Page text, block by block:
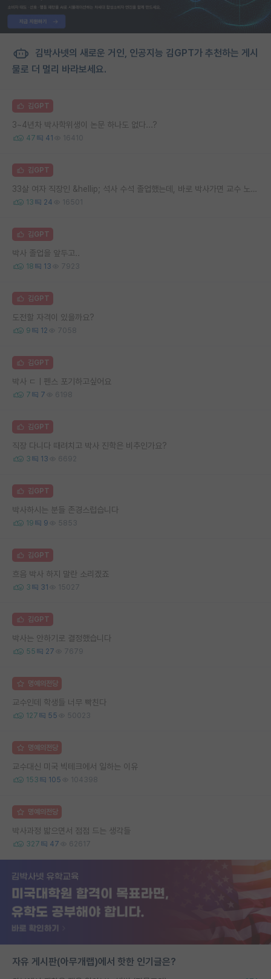
김박사넷의 새로운 거인, 인공지능 김GPT가 추천하는 게시
물로 더 멀리 바라보세요.
김GPT
3~4년차 박사학위생이 논문 하나도 없다...?
47 41 16410
김GPT
33살 여자 직장인 &hellip; 석사 수석 졸업했는데, 바로 박사가면 교수 노려볼수 있을까요
13 24 16501
김GPT
박사 졸업을 앞두고..
18 13 7923
김GPT
도전할 자격이 있을까요?
9 12 7058
김GPT
박사 ㄷㅣ펜스 포기하고싶어요
7 7 6198
김GPT
직장 다니다 때려치고 박사 진학은 비추인가요?
3 13 6692
김GPT
박사하시는 분들 존경스럽습니다
19 9 5853
김GPT
흐음 박사 하지 말란 소리겠죠
3 31 15027
김GPT
박사는 안하기로 결정했습니다
55 27 7679
명예의전당
교수인데 학생들 너무 빡친다
127 55 50023
명예의전당
교수대신 미국 빅테크에서 일하는 이유
153 105 104398
명예의전당
박사과정 밟으면서 점점 드는 생각들
327 47 62617
자유 게시판(아무개랩)에서 핫한 인기글은?